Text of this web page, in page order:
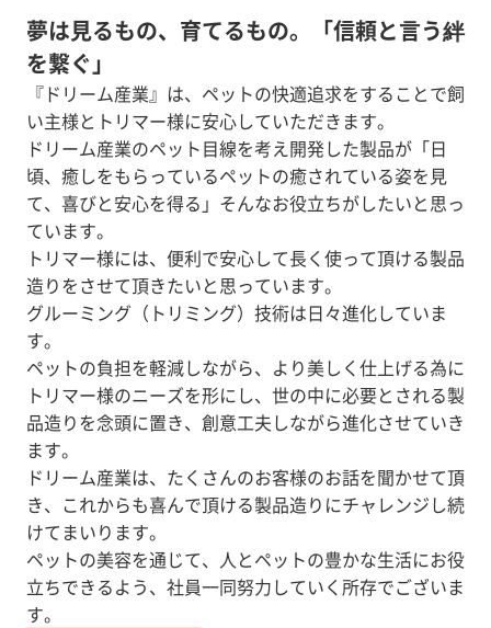
夢は見るもの、育てるもの。「信頼と言う絆
を繋ぐ」
『ドリーム産業』は、ペットの快適追求をすることで飼
い主様とトリマー様に安心していただきます。
ドリーム産業のペット目線を考え開発した製品が「日
頃、癒しをもらっているペットの癒されている姿を見
て、喜びと安心を得る」そんなお役立ちがしたいと思っ
ています。
トリマー様には、便利で安心して長く使って頂ける製品
造りをさせて頂きたいと思っています。
グルーミング（トリミング）技術は日々進化していま
す。
ペットの負担を軽減しながら、より美しく仕上げる為に
トリマー様のニーズを形にし、世の中に必要とされる製
品造りを念頭に置き、創意工夫しながら進化させていき
ます。
ドリーム産業は、たくさんのお客様のお話を聞かせて頂
き、これからも喜んで頂ける製品造りにチャレンジし続
けてまいります。
ペットの美容を通じて、人とペットの豊かな生活にお役
立ちできるよう、社員一同努力していく所存でございま
す。